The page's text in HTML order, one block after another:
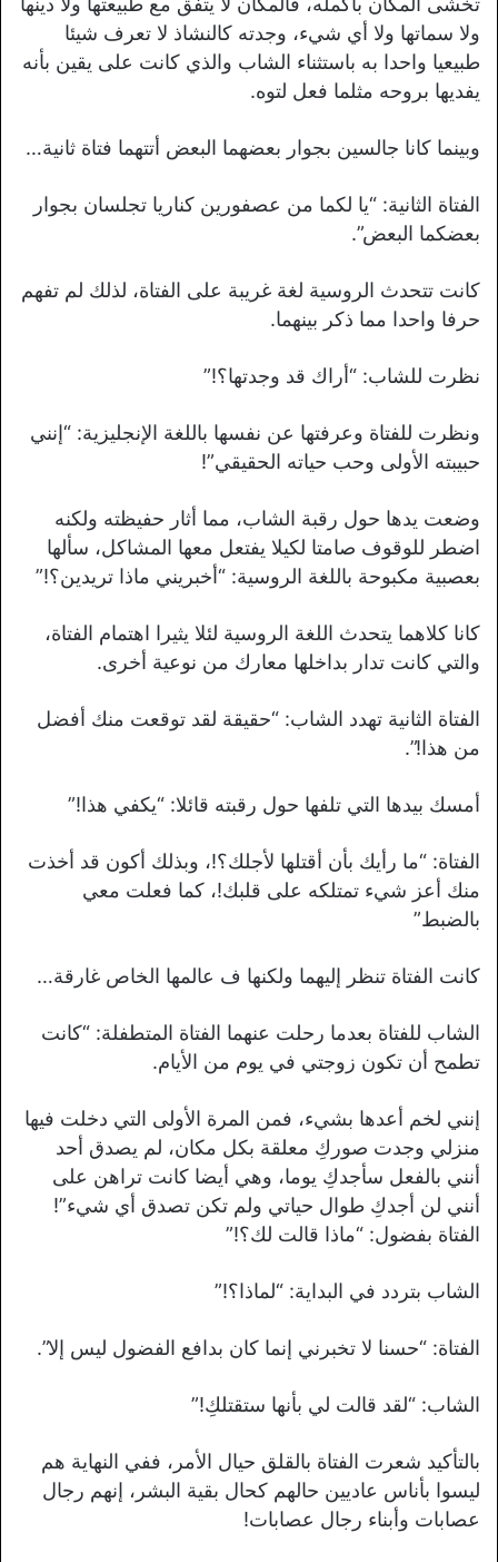
ولا سماتها ولا أي شيء، وجدته كالنشاذ لا تعرف شيئا
طبيعيا واحدا به باستثناء الشاب والذي كانت على يقين بأنه
يفديها بروحه مثلما فعل لتوه.
وبينما كانا جالسين بجوار بعضهما البعض أتتهما فتاة ثانية…
الفتاة الثانية: “يا لكما من عصفورين كناريا تجلسان بجوار
بعضكما البعض”.
كانت تتحدث الروسية لغة غريبة على الفتاة، لذلك لم تفهم
حرفا واحدا مما ذكر بينهما.
نظرت للشاب: “أراك قد وجدتها؟!”
ونظرت للفتاة وعرفتها عن نفسها باللغة الإنجليزية: “إنني
حبيبته الأولى وحب حياته الحقيقي”!
وضعت يدها حول رقبة الشاب، مما أثار حفيظته ولكنه
اضطر للوقوف صامتا لكيلا يفتعل معها المشاكل، سألها
بعصبية مكبوحة باللغة الروسية: “أخبريني ماذا تريدين؟!”
كانا كلاهما يتحدث اللغة الروسية لئلا يثيرا اهتمام الفتاة،
والتي كانت تدار بداخلها معارك من نوعية أخرى.
الفتاة الثانية تهدد الشاب: “حقيقة لقد توقعت منك أفضل
من هذا!”.
أمسك بيدها التي تلفها حول رقبته قائلا: “يكفي هذا!”
الفتاة: “ما رأيك بأن أقتلها لأجلك؟!، وبذلك أكون قد أخذت
منك أعز شيء تمتلكه على قلبك!، كما فعلت معي
بالضبط”
كانت الفتاة تنظر إليهما ولكنها ف عالمها الخاص غارقة…
الشاب للفتاة بعدما رحلت عنهما الفتاة المتطفلة: “كانت
تطمح أن تكون زوجتي في يوم من الأيام.
إنني لخم أعدها بشيء، فمن المرة الأولى التي دخلت فيها
منزلي وجدت صوركِ معلقة بكل مكان، لم يصدق أحد
أنني بالفعل سأجدكِ يوما، وهي أيضا كانت تراهن على
أنني لن أجدكِ طوال حياتي ولم تكن تصدق أي شيء”!
الفتاة بفضول: “ماذا قالت لك؟!”
الشاب بتردد في البداية: “لماذا؟!”
الفتاة: “حسنا لا تخبرني إنما كان بدافع الفضول ليس إلا”.
الشاب: “لقد قالت لي بأنها ستقتلكِ!”
بالتأكيد شعرت الفتاة بالقلق حيال الأمر، ففي النهاية هم
ليسوا بأناس عاديين حالهم كحال بقية البشر، إنهم رجال
عصابات وأبناء رجال عصابات!